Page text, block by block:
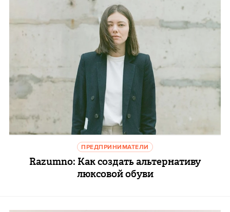
ПРЕДПРИНИМАТЕЛИ
Razumno: Как создать альтернативу
люксовой обуви